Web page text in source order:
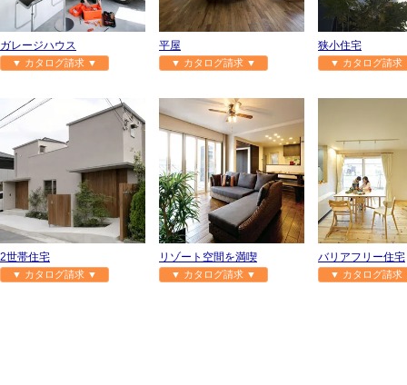
ガレージハウス
▼ カタログ請求 ▼
平屋
▼ カタログ請求 ▼
狭小住宅
▼ カタログ請
2世帯住宅
▼ カタログ請求 ▼
リゾート空間を満喫
▼ カタログ請求 ▼
バリアフリー住宅
▼ カタログ請